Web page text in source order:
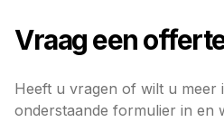
Vraag een
Heeft u vragen of wilt u meer
onderstaande formulier in en